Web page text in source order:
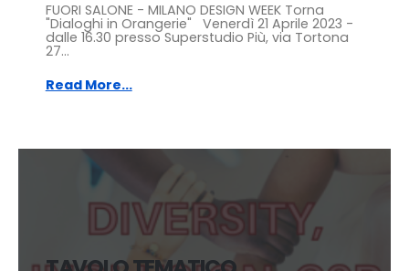
FUORI SALONE - MILANO DESIGN WEEK Torna
"Dialoghi in Orangerie" Venerdì 21 Aprile 2023 -
dalle 16.30 presso Superstudio Più, via Tortona
27...
Read More...